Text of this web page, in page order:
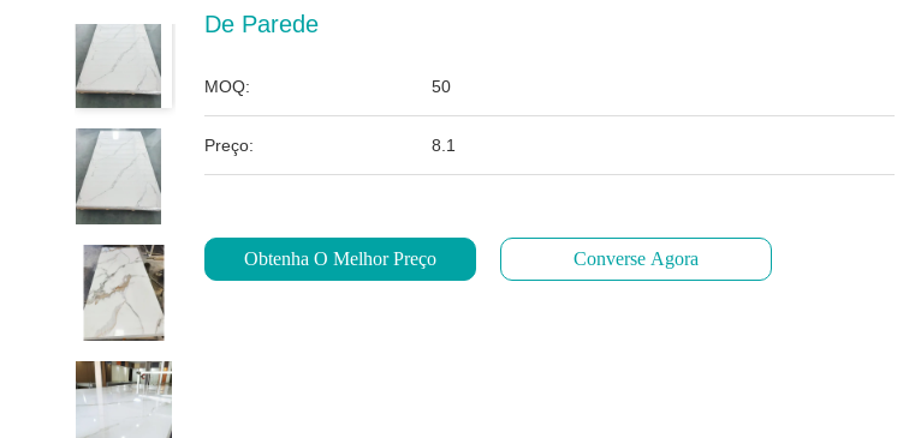
De Parede
MOQ: 50
Preço: 8.1
Obtenha O Melhor Preço Converse Agora